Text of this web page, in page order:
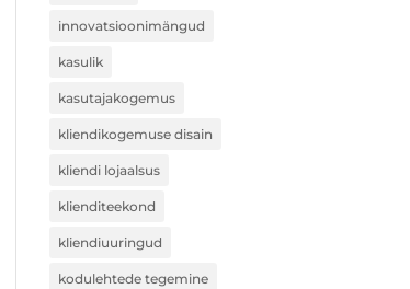
innovatsioonimängud
kasulik
kasutajakogemus
kliendikogemuse disain
kliendi lojaalsus
klienditeekond
kliendiuuringud
kodulehtede tegemine